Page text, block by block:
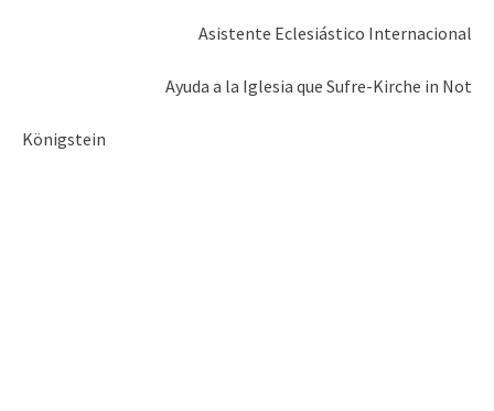
Asistente Eclesiástico Internacional
Ayuda a la Iglesia que Sufre-Kirche in Not
Königstein